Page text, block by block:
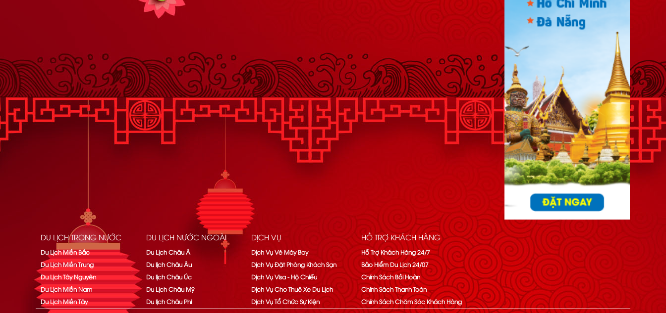
DU LỊCH TRONG NƯỚC
Du Lịch Miền Bắc
Du Lịch Miền Trung
Du Lịch Tây Nguyên
Du Lịch Miền Nam
Du Lịch Miền Tây
DU LỊCH NƯỚC NGOÀI
Du Lịch Châu Á
Du lịch Châu Âu
Du lịch Châu Úc
Du Lịch Châu Mỹ
Du lịch Châu Phi
DỊCH VỤ
Dịch Vụ Vé Máy Bay
Dịch Vụ Đặt Phòng Khách Sạn
Dịch Vụ Visa - Hộ Chiếu
Dịch Vụ Cho Thuê Xe Du Lịch
Dịch Vụ Tổ Chức Sự Kiện
HỖ TRỢ KHÁCH HÀNG
Hỗ Trợ Khách Hàng 24/7
Bảo Hiểm Du Lịch 24/07
Chính Sách Bồi Hoàn
Chính Sách Thanh Toán
Chính Sách Chăm Sóc Khách Hàng